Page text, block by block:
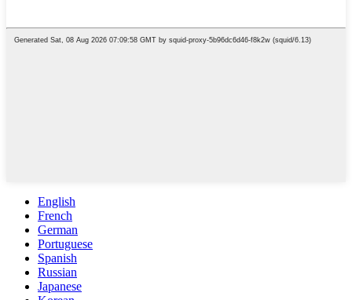
English
French
German
Portuguese
Spanish
Russian
Japanese